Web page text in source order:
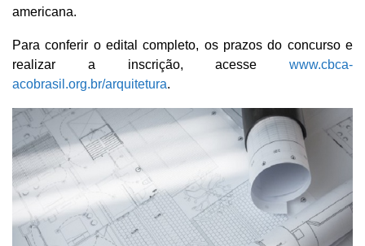
americana.
Para conferir o edital completo, os prazos do concurso e
realizar a inscrição, acesse www.cbca-
acobrasil.org.br/arquitetura.